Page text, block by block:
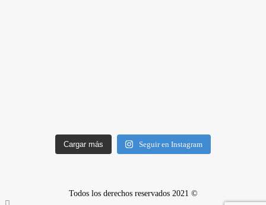
Cargar más Seguir en Instagram
Todos los derechos reservados 2021 ©